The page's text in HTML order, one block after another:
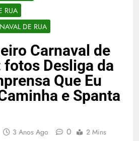
Escolas De
Samba
RUA
DE RUA
Carnaval de
fotos Desliga da
Que Eu
e Spanta
3 Anos Ago 0 2 Mins